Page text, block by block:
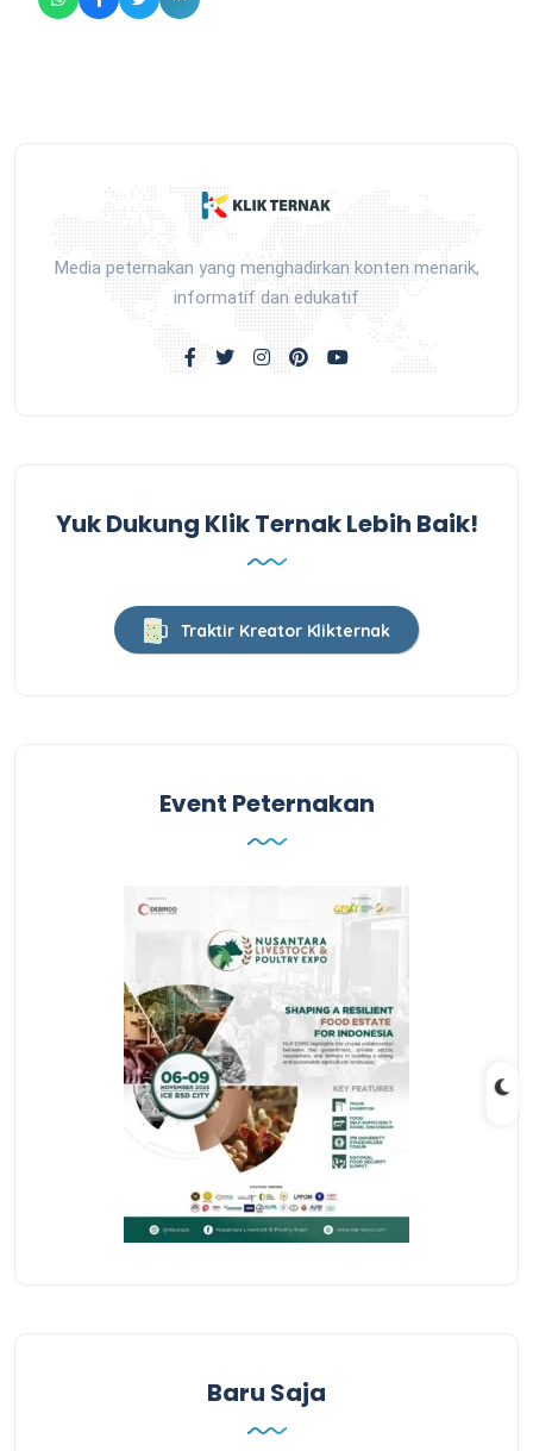
Media peternakan yang menghadirkan konten menarik,
informatif dan edukatif
Yuk Dukung Klik Ternak Lebih Baik!
Traktir Kreator Klikternak
Event Peternakan
Baru Saja